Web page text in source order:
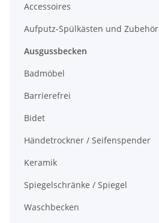
Accessoires
Aufputz-Spülkästen und Zubehör
Ausgussbecken
Badmöbel
Barrierefrei
Bidet
Händetrockner / Seifenspender
Keramik
Spiegelschränke / Spiegel
Waschbecken